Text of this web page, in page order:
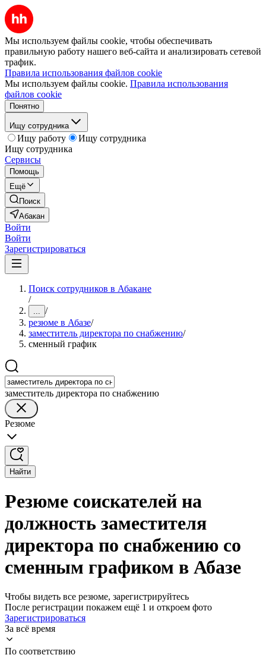
Мы используем файлы cookie, чтобы обеспечивать
правильную работу нашего веб-сайта и анализировать сетевой
трафик.
Правила использования файлов cookie
Мы используем файлы cookie. Правила использования
файлов cookie
Понятно
Ищу сотрудника
Ищу работу
Ищу сотрудника
Ищу сотрудника
Сервисы
Помощь
Ещё
Поиск
Абакан
Войти
Войти
Зарегистрироваться
Поиск сотрудников в Абакане
/
... /
резюме в Абазе/
заместитель директора по снабжению/
сменный график
заместитель директора по снабжению
Резюме
Найти
Резюме соискателей на
должность заместителя
директора по снабжению со
сменным графиком в Абазе
Чтобы видеть все резюме, зарегистрируйтесь
После регистрации покажем ещё 1 и откроем фото
Зарегистрироваться
За всё время
По соответствию